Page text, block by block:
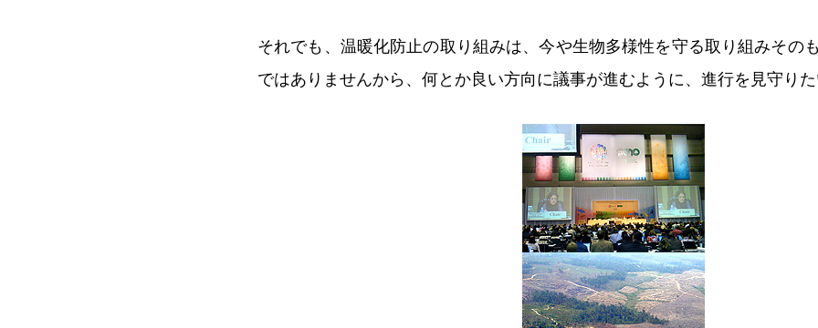
それでも、温暖化防止の取り組みは、今や生物多様性を守る取り組みその
ではありませんから、何とか良い方向に議事が進むように、進行を見守り